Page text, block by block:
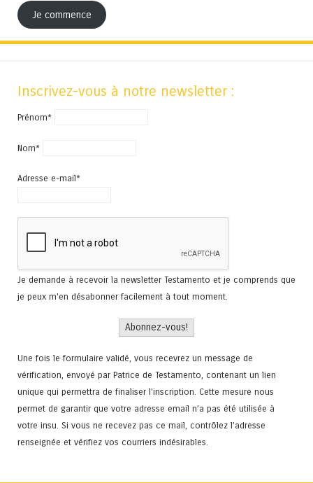
Je commence
Inscrivez-vous à notre newsletter :
Prénom*
Nom*
Adresse e-mail*
Je demande à recevoir la newsletter Testamento et je comprends que
je peux m'en désabonner facilement à tout moment.
Une fois le formulaire validé, vous recevrez un message de
vérification, envoyé par Patrice de Testamento, contenant un lien
unique qui permettra de finaliser l'inscription. Cette mesure nous
permet de garantir que votre adresse email n’a pas été utilisée à
votre insu. Si vous ne recevez pas ce mail, contrôlez l’adresse
renseignée et vérifiez vos courriers indésirables.